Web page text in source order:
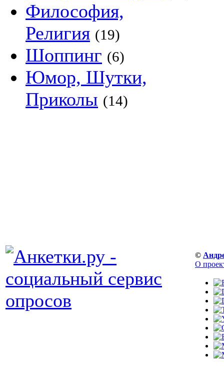
Философия,
Религия (19)
Шоппинг (6)
Юмор, Шутки,
Приколы (14)
©
О